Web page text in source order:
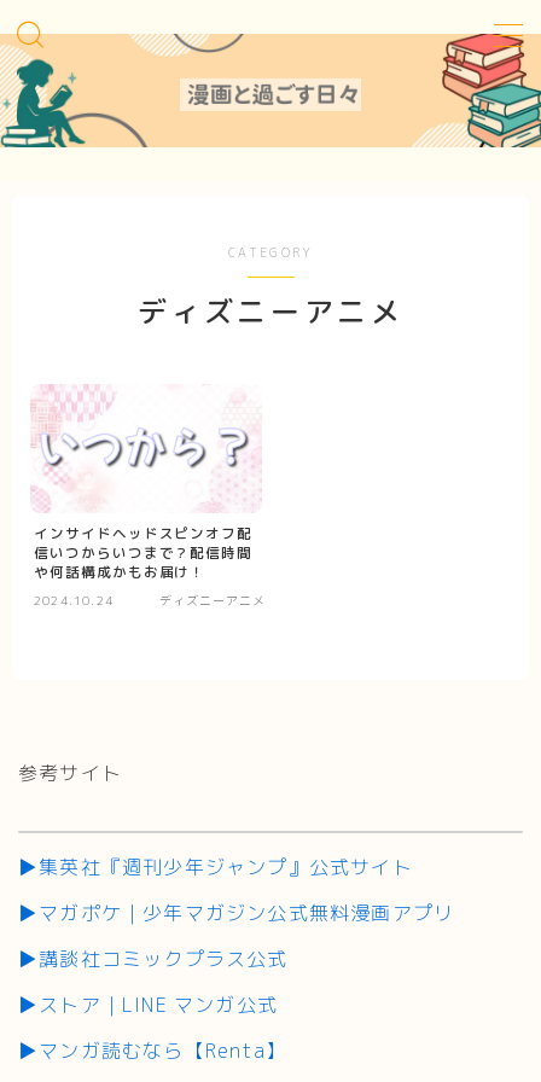
MENU
Privacy Policy
CATEGORY
ディズニーアニメ
インサイドヘッドスピンオフ配
信いつからいつまで？配信時間
や何話構成かもお届け！
2024.10.24 ディズニーアニメ
参考サイト
▶集英社『週刊少年ジャンプ』公式サイト
▶マガポケ｜少年マガジン公式無料漫画アプリ
▶講談社コミックプラス公式
▶ストア｜LINE マンガ公式
▶マンガ読むなら【Renta】